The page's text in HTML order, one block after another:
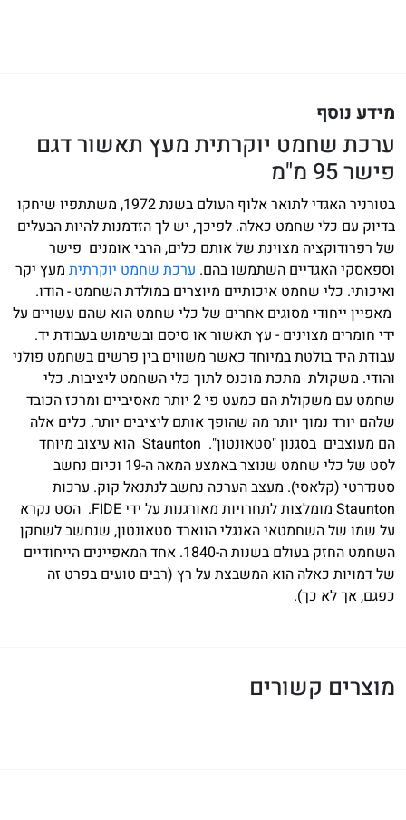
מידע נוסף
ערכת שחמט יוקרתית מעץ תאשור דגם
פישר 95 מ"מ
בטורניר האגדי לתואר אלוף העולם בשנת 1972, משתתפיו שיחקו
בדיוק עם כלי שחמט כאלה. לפיכך, יש לך הזדמנות להיות הבעלים
של רפרודוקציה מצוינת של אותם כלים, הרבי אומנים פישר
וספאסקי האגדיים השתמשו בהם. ערכת שחמט יוקרתית מעץ יקר
ואיכותי. כלי שחמט איכותיים מיוצרים במולדת השחמט - הודו.
מאפיין ייחודי מסוגים אחרים של כלי שחמט הוא שהם עשויים על
ידי חומרים מצוינים - עץ תאשור או סיסם ובשימוש בעבודת יד.
עבודת היד בולטת במיוחד כאשר משווים בין פרשים בשחמט פולני
והודי. משקולת מתכת מוכנס לתוך כלי השחמט ליציבות. כלי
שחמט עם משקולת הם כמעט פי 2 יותר מאסיביים ומרכז הכובד
שלהם יורד נמוך יותר מה שהופך אותם ליציבים יותר. כלים אלה
הם מעוצבים בסגנון "סטאונטון". Staunton הוא עיצוב מיוחד
לסט של כלי שחמט שנוצר באמצע המאה ה-19 וכיום נחשב
סטנדרטי (קלאסי). מעצב הערכה נחשב לנתנאל קוק. ערכות
Staunton מומלצות לתחרויות מאורגנות על ידי FIDE. הסט נקרא
על שמו של השחמטאי האנגלי הווארד סטאונטון, שנחשב לשחקן
השחמט החזק בעולם בשנות ה-1840. אחד המאפיינים הייחודיים
של דמויות כאלה הוא המשבצת על רץ (רבים טועים בפרט זה
כפגם, אך לא כך).
מוצרים קשורים